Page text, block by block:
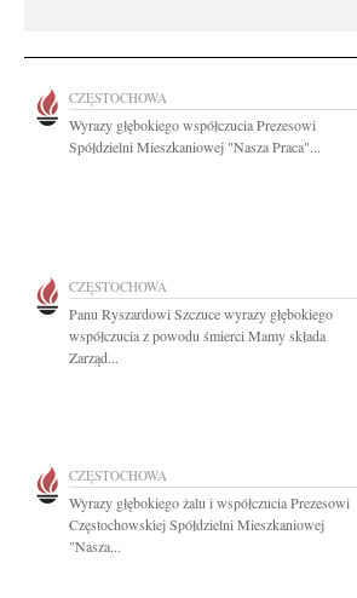
CZĘSTOCHOWA
Wyrazy głębokiego współczucia Prezesowi
Spółdzielni Mieszkaniowej "Nasza Praca"...
CZĘSTOCHOWA
Panu Ryszardowi Szczuce wyrazy głębokiego
współczucia z powodu śmierci Mamy składa
Zarząd...
CZĘSTOCHOWA
Wyrazy głębokiego żalu i współczucia Prezesowi
Częstochowskiej Spółdzielni Mieszkaniowej
"Nasza...